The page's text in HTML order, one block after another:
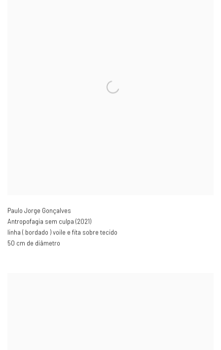
Paulo Jorge Gonçalves
Antropofagia sem culpa (2021)
linha ( bordado ) voile e fita sobre tecido
50 cm de diâmetro